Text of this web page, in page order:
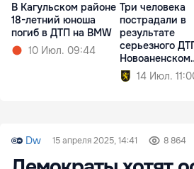
В Кагульском районе
18-летний юноша
погиб в ДТП на BMW
10 Июл. 09:44
Три человека
пострадали в
результате
серьезного
Новоаненском
районе
14 Июл.
Dw 15 апреля 2025, 14:41 8 864